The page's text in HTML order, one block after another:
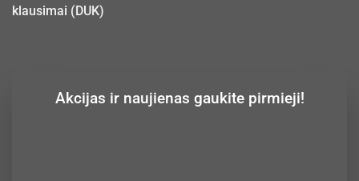
klausimai (DUK)
Akcijas ir naujienas gaukite pirmieji!